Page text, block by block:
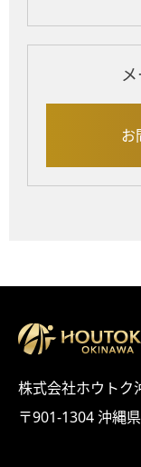
お
株式会社ホウトク
〒901-1304 沖縄